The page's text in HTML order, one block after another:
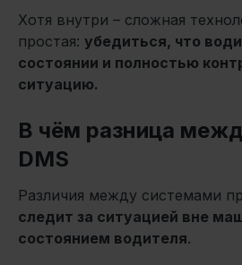
Хотя внутри – сложная
простая: убедиться, что
состоянии и полностью
ситуацию.
В чём разница
DMS
Различия между системами
следит за ситуацией вне
состоянием водителя.